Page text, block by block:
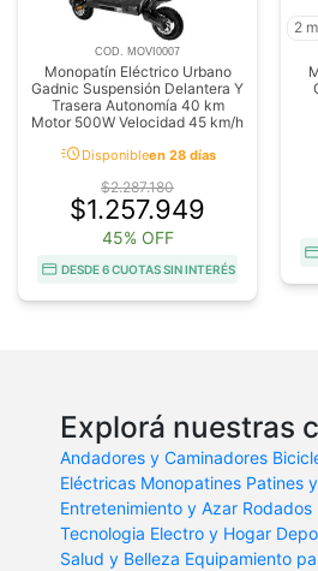
COD. MOVI0007
Monopatín Eléctrico Urbano
Gadnic Suspensión Delantera Y
Trasera Autonomía 40 km
Motor 500W Velocidad 45 km/h
acuteDisponibleen 28 días
$2.287.180
$1.257.949
45% OFF
DESDE 6 CUOTAS SIN INTERÉS
2
Explorá nuestras
Andadores y Caminadores
Eléctricas Monopatines Patines
Entretenimiento y Azar Rodados
Tecnologia Electro y Hogar
Salud y Belleza Equipamiento